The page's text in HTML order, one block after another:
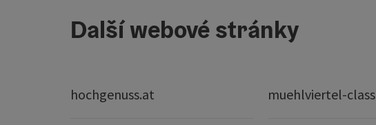
Další webové stránky
hochgenuss.at muehlviertel-